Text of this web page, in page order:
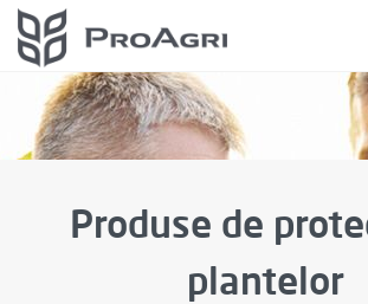
Produse de
plantelor